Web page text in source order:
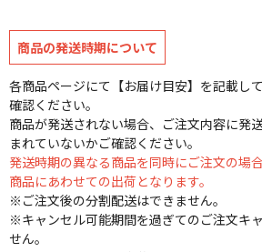
商品の発送時期について
各商品ページにて【お届け目安】を記載し
確認ください。
商品が発送されない場合、ご注文内容に発
まれていないかご確認ください。
発送時期の異なる商品を同時にご注文の場
商品にあわせての出荷となります。
※ご注文後の分割配送はできません。
※キャンセル可能期間を過ぎてのご注文キ
せん。